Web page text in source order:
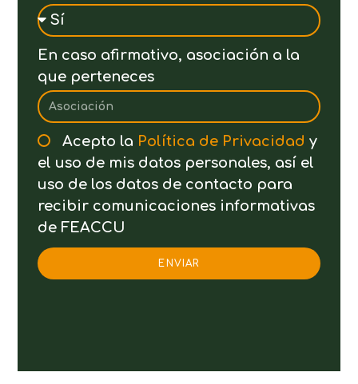
En caso afirmativo, asociación a la
que perteneces
Acepto la Política de Privacidad y
el uso de mis datos personales, así el
uso de los datos de contacto para
recibir comunicaciones informativas
de FEACCU
ENVIAR